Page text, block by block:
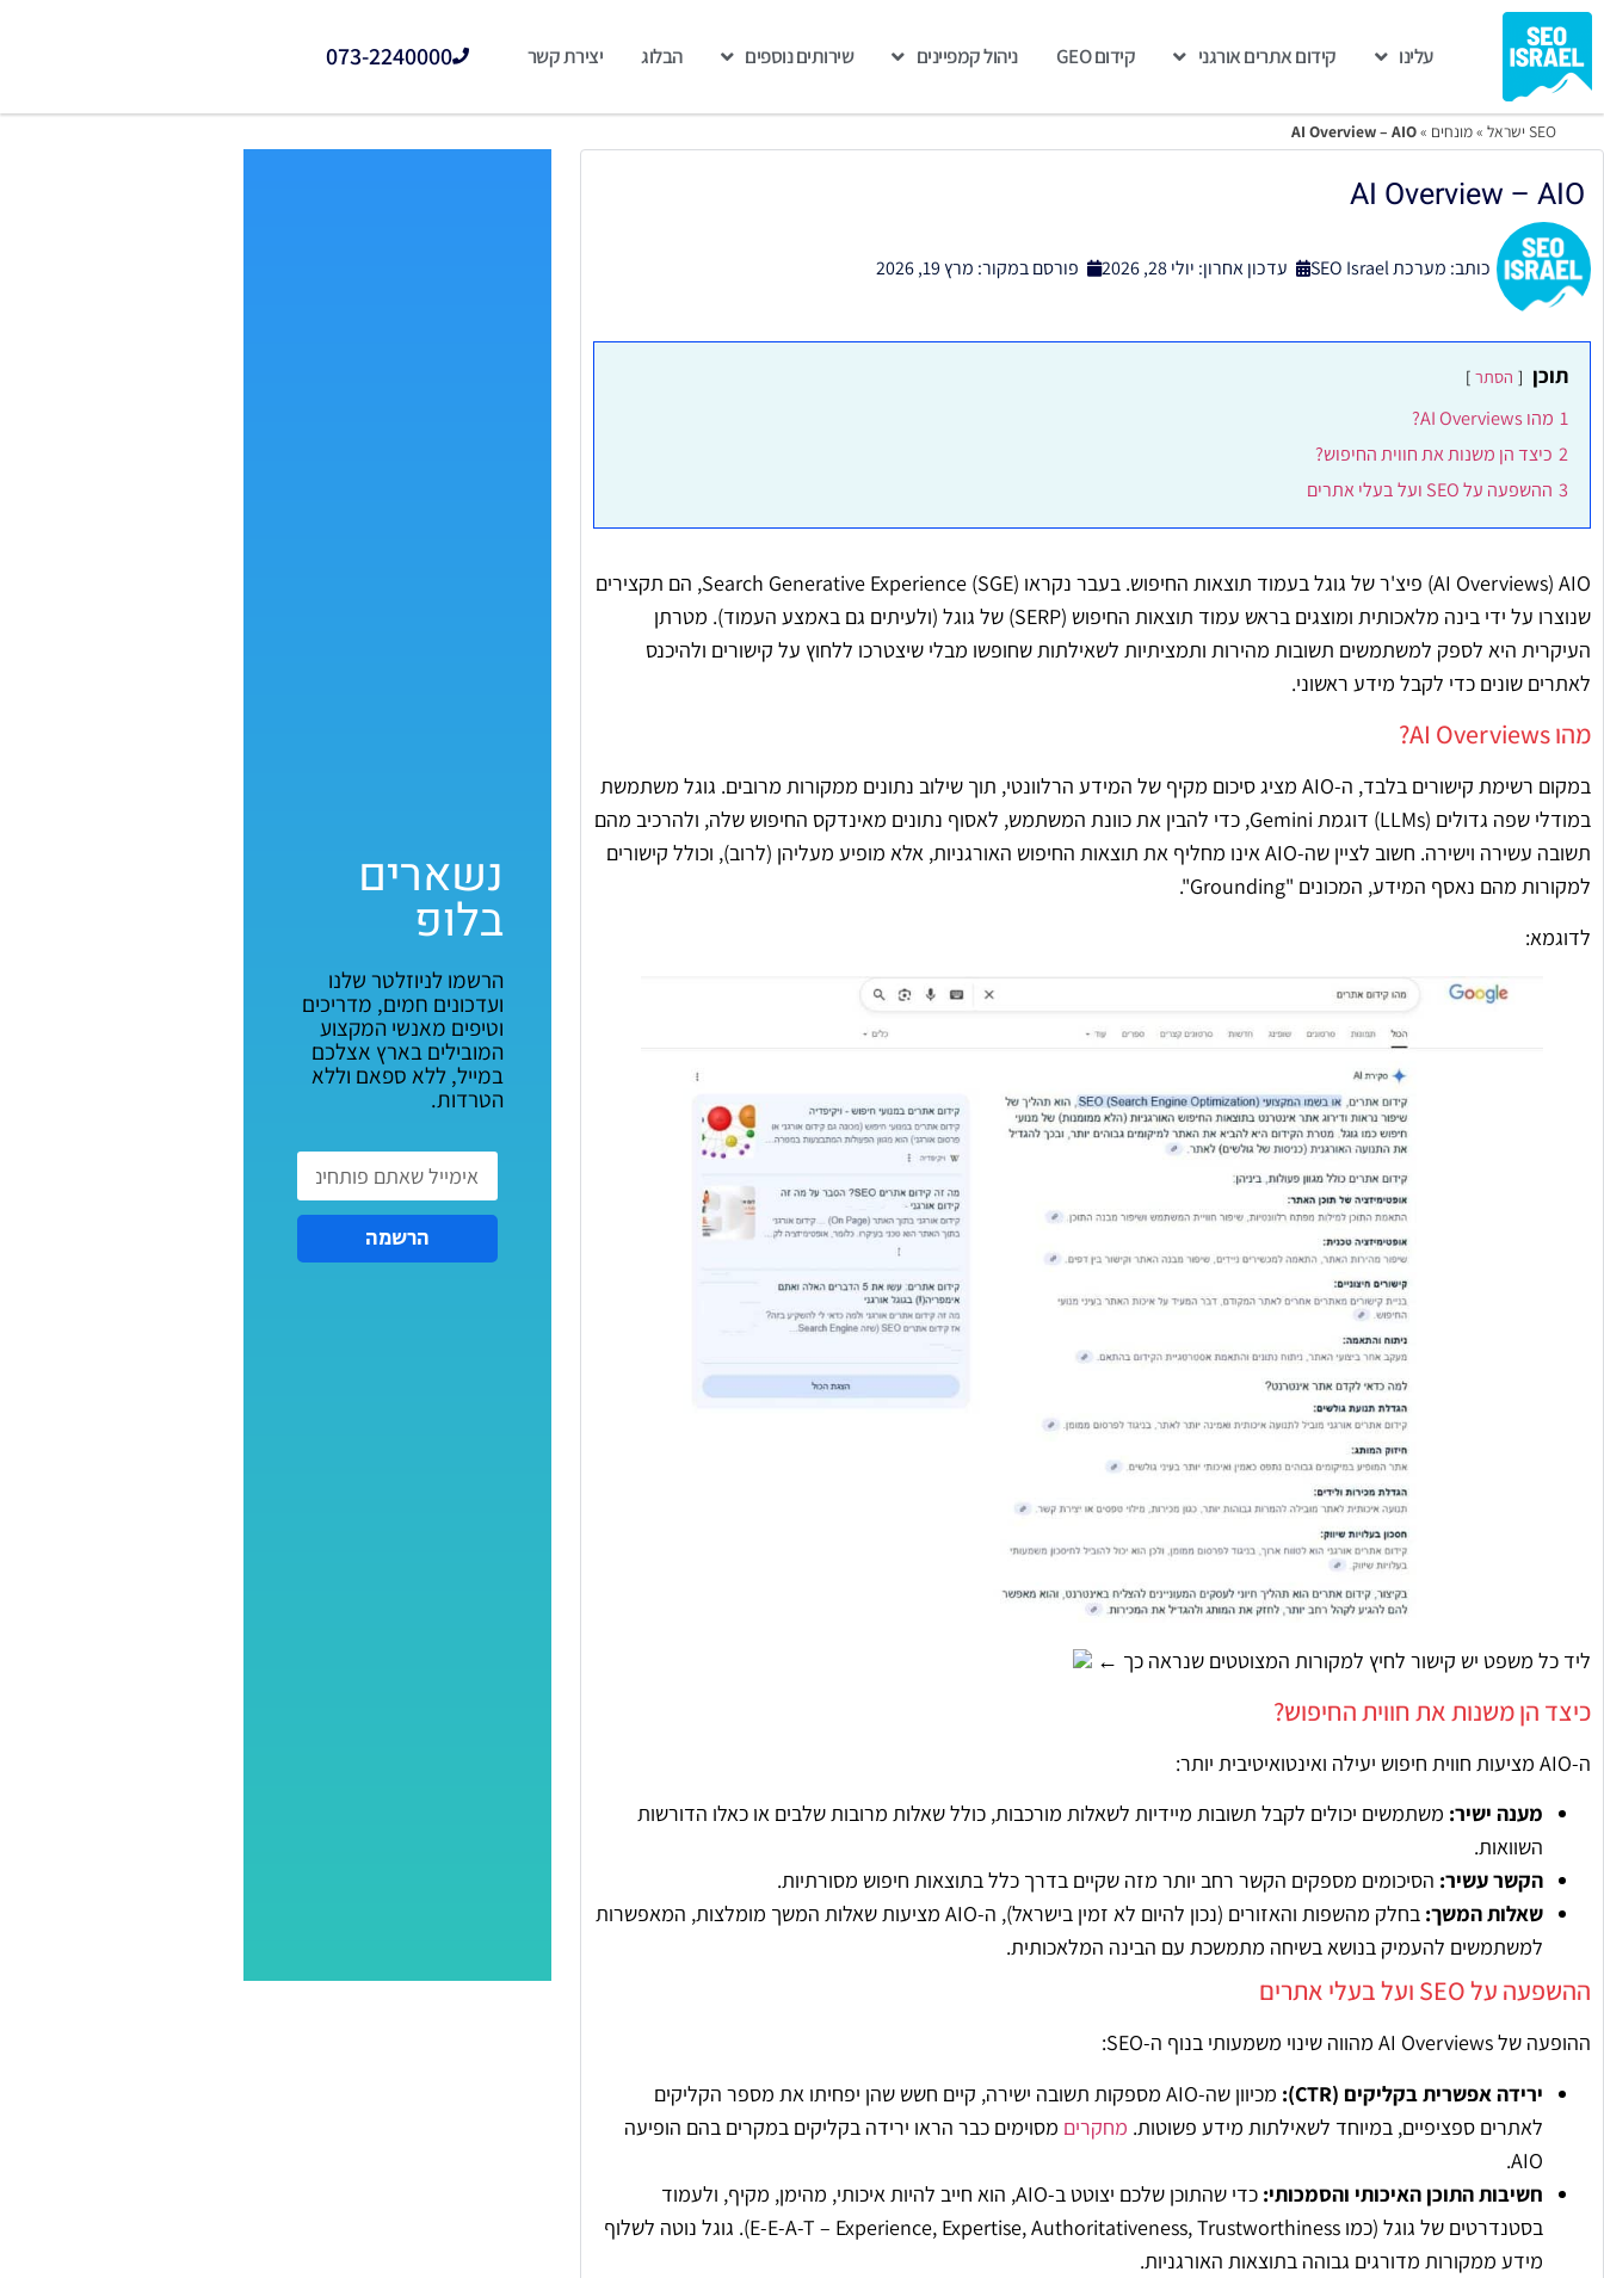
עלינו קידום אתרים אורגני קידום GEO ניהול קמפיינים שירותים נוספים הבלוג יצירת קשר 073-2240000
SEO ישראל »מונחים »
AI Overview – AIO
AI Overview – AIO
כותב: מערכת SEO Israel עדכון אחרון: יולי 28, 2026 פורסם במקור: מרץ 19, 2026
תוכן הסתר
1 מהו AI Overviews?
2 כיצד הן משנות את חווית החיפוש?
3 ההשפעה על SEO ועל בעלי אתרים
AI Overviews) AIO) פיצ'ר של גוגל בעמוד תוצאות החיפוש. בעבר נקראו Search Generative Experience (SGE), הם תקצירים
שנוצרו על ידי בינה מלאכותית ומוצגים בראש עמוד תוצאות החיפוש (SERP) של גוגל (ולעיתים גם באמצע העמוד). מטרתן
העיקרית היא לספק למשתמשים תשובות מהירות ותמציתיות לשאילתות שחופשו מבלי שיצטרכו ללחוץ על קישורים ולהיכנס
לאתרים שונים כדי לקבל מידע ראשוני.
מהו AI Overviews?
במקום רשימת קישורים בלבד, ה-AIO מציג סיכום מקיף של המידע הרלוונטי, תוך שילוב נתונים ממקורות מרובים. גוגל משתמשת
במודלי שפה גדולים (LLMs) דוגמת Gemini, כדי להבין את כוונת המשתמש, לאסוף נתונים מאינדקס החיפוש שלה, ולהרכיב מהם
תשובה עשירה וישירה. חשוב לציין שה-AIO אינו מחליף את תוצאות החיפוש האורגניות, אלא מופיע מעליהן (לרוב), וכולל קישורים
למקורות מהם נאסף המידע, המכונים "Grounding".
לדוגמא:
ליד כל משפט יש קישור לחיץ למקורות המצוטטים שנראה כך ←
כיצד הן משנות את חווית החיפוש?
ה-AIO מציעות חווית חיפוש יעילה ואינטואיטיבית יותר:
מענה ישיר: משתמשים יכולים לקבל תשובות מיידיות לשאלות מורכבות, כולל שאלות מרובות שלבים או כאלו הדורשות
השוואות.
הקשר עשיר: הסיכומים מספקים הקשר רחב יותר מזה שקיים בדרך כלל בתוצאות חיפוש מסורתיות.
שאלות המשך:
בחלק מהשפות והאזורים (נכון להיום לא זמין בישראל), ה-AIO מציעות שאלות המשך מומלצות, המאפשרות
למשתמשים להעמיק בנושא בשיחה מתמשכת עם הבינה המלאכותית.
ההשפעה על SEO ועל בעלי אתרים
ההופעה של AI Overviews מהווה שינוי משמעותי בנוף ה-SEO:
ירידה אפשרית בקליקים (CTR):
מכיוון שה-AIO מספקות תשובה ישירה, קיים חשש שהן יפחיתו את מספר הקליקים
לאתרים ספציפיים, במיוחד לשאילתות מידע פשוטות. מחקרים מסוימים כבר הראו ירידה בקליקים במקרים בהם הופיעה
AIO.
חשיבות התוכן האיכותי והסמכותי:
כדי שהתוכן שלכם יצוטט ב-AIO, הוא חייב להיות איכותי, מהימן, מקיף, ולעמוד
בסטנדרטים של גוגל (כמו E-E-A-T – Experience, Expertise, Authoritativeness, Trustworthiness). גוגל נוטה לשלוף
מידע ממקורות מדורגים גבוהה בתוצאות האורגניות.
נשארים
בלופ
הרשמו לניוזלטר שלנו
ועדכונים חמים, מדריכים
וטיפים מאנשי המקצוע
המובילים בארץ אצלכם
במייל, ללא ספאם וללא
הטרדות.
הרשמה